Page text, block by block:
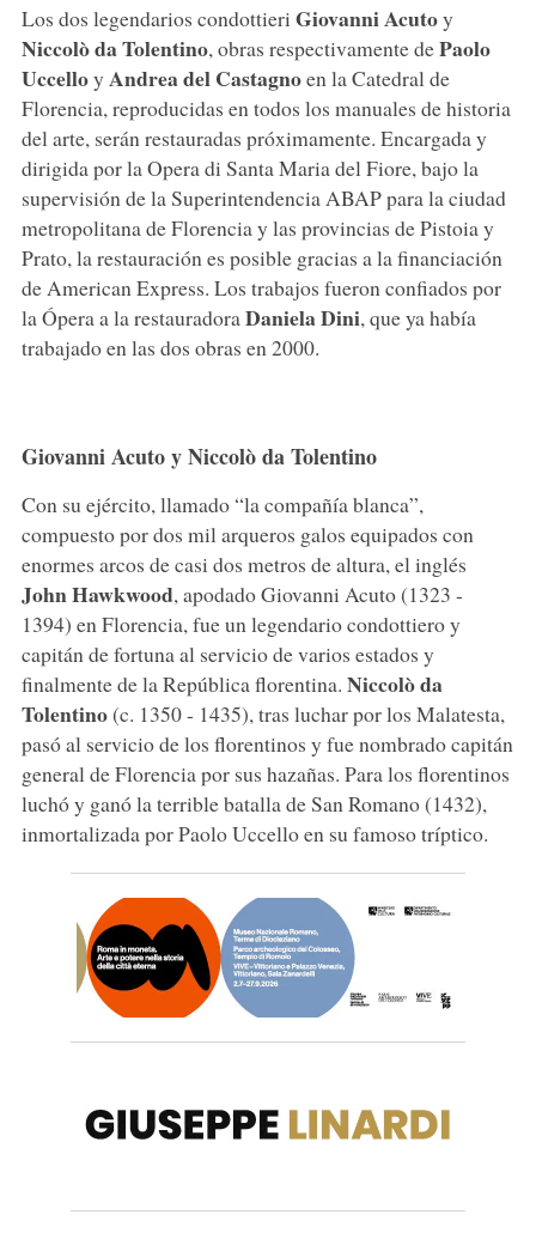
Los dos legendarios condottieri Giovanni Acutoy
Niccolò da Tolentino, obras respectivamente dePaolo
Uccelloy Andrea del Castagnoen la Catedral de
Florencia, reproducidas en todos los manuales de historia
del arte, serán restauradas próximamente. Encargada y
dirigida por la Opera di Santa Maria del Fiore, bajo la
supervisión de la Superintendencia ABAP para la ciudad
metropolitana de Florencia y las provincias de Pistoia y
Prato, la restauración es posible gracias a la financiación
de American Express. Los trabajos fueron confiados por
la Ópera a la restauradora Daniela Dini, que ya había
trabajado en las dos obras en 2000.
Giovanni Acuto y Niccolò da Tolentino
Con su ejército, llamado “la compañía blanca”,
compuesto por dos mil arqueros galos equipados con
enormes arcos de casi dos metros de altura, el inglés
John Hawkwood, apodado Giovanni Acuto (1323 -
1394) en Florencia, fue un legendario condottiero y
capitán de fortuna al servicio de varios estados y
finalmente de la República florentina. Niccolò da
Tolentino(c. 1350 - 1435), tras luchar por los Malatesta,
pasó al servicio de los florentinos y fue nombrado capitán
general de Florencia por sus hazañas. Para los florentinos
luchó y ganó la terrible batalla de San Romano (1432),
inmortalizada por Paolo Uccello en su famoso tríptico.